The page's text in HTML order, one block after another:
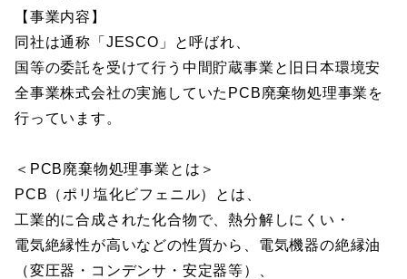
【事業内容】
同社は通称「JESCO」と呼ばれ、
国等の委託を受けて行う中間貯蔵事業と旧日本環境安
全事業株式会社の実施していたPCB廃棄物処理事業を
行っています。
＜PCB廃棄物処理事業とは＞
PCB（ポリ塩化ビフェニル）とは、
工業的に合成された化合物で、熱分解しにくい・
電気絶縁性が高いなどの性質から、電気機器の絶縁油
（変圧器・コンデンサ・安定器等）、